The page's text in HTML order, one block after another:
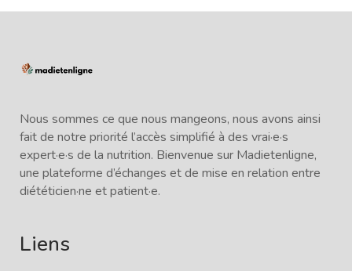
Nous sommes ce que nous mangeons, nous avons ainsi
fait de notre priorité l’accès simplifié à des vrai·e·s
expert·e·s de la nutrition. Bienvenue sur Madietenligne,
une plateforme d’échanges et de mise en relation entre
diététicien·ne et patient·e.
Liens